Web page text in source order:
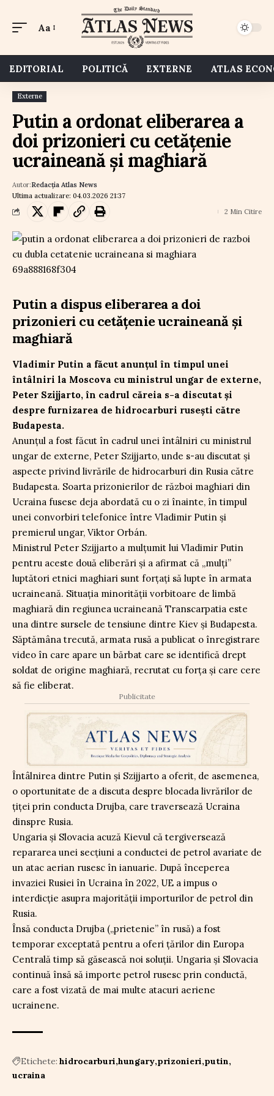
Aa
EDITORIAL POLITICĂ EXTERNE ATLAS
Externe
Putin a ordonat eliberarea a
doi prizonieri cu cetățenie
ucraineană și maghiară
Ultima actualizare: 04.03.2026 21:37
Autor:Redacția Atlas News
2 Min Citire
Putin a dispus eliberarea a doi
prizonieri cu cetățenie ucraineană și
maghiară
Vladimir Putin a făcut anunțul în timpul unei
întâlniri la Moscova cu ministrul ungar de externe,
Peter Szijjarto, în cadrul căreia s-a discutat și
despre furnizarea de hidrocarburi rusești către
Budapesta.
Anunțul a fost făcut în cadrul unei întâlniri cu ministrul
ungar de externe, Peter Szijjarto, unde s-au discutat și
aspecte privind livrările de hidrocarburi din Rusia către
Budapesta. Soarta prizonierilor de război maghiari din
Ucraina fusese deja abordată cu o zi înainte, în timpul
unei convorbiri telefonice între Vladimir Putin și
premierul ungar, Viktor Orbán.
Ministrul Peter Szijjarto a mulțumit lui Vladimir Putin
pentru aceste două eliberări și a afirmat că „mulți”
luptători etnici maghiari sunt forțați să lupte în armata
ucraineană. Situația minorității vorbitoare de limbă
maghiară din regiunea ucraineană Transcarpatia este
una dintre sursele de tensiune dintre Kiev și Budapesta.
Săptămâna trecută, armata rusă a publicat o înregistrare
video în care apare un bărbat care se identifică drept
soldat de origine maghiară, recrutat cu forța și care cere
să fie eliberat.
Publicitate
Întâlnirea dintre Putin și Szijjarto a oferit, de asemenea,
o oportunitate de a discuta despre blocada livrărilor de
țiței prin conducta Drujba, care traversează Ucraina
dinspre Rusia.
Ungaria și Slovacia acuză Kievul că tergiversează
repararea unei secțiuni a conductei de petrol avariate de
un atac aerian rusesc în ianuarie. După începerea
invaziei Rusiei în Ucraina în 2022, UE a impus o
interdicție asupra majorității importurilor de petrol din
Rusia.
Însă conducta Drujba („prietenie” în rusă) a fost
temporar exceptată pentru a oferi țărilor din Europa
Centrală timp să găsească noi soluții. Ungaria și Slovacia
continuă însă să importe petrol rusesc prin conductă,
care a fost vizată de mai multe atacuri aeriene
ucrainene.
Etichete: hidrocarburi hungary prizonieri putin
ucraina